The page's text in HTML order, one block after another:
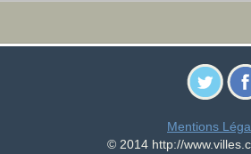
Mentions
© 2014 http://